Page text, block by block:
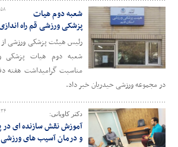
شعبه دوم هیات
پزشکی ورزشی قم راه
رئیس هیئت پزشکی ورزشی از
شعبه دوم هیات پزشکی
مناسبت گرامیداشت هفته
در مجموعه ورزشی حیدریان خبر داد.
دکتر کاویانی:
آموزش نقش سازنده ای در
و درمان آسیب های ورزشی